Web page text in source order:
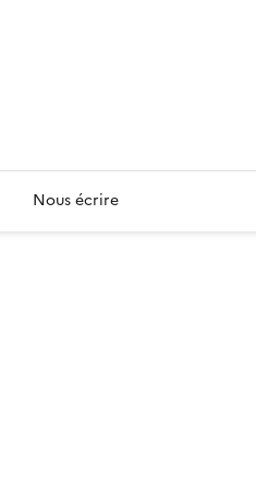
Nous écrire